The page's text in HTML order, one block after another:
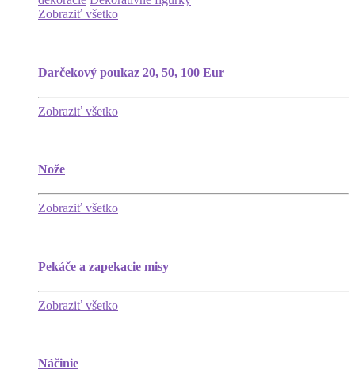
Zobraziť všetko
Darčekový poukaz 20, 50, 100 Eur
Zobraziť všetko
Nože
Zobraziť všetko
Pekáče a zapekacie misy
Zobraziť všetko
Náčinie